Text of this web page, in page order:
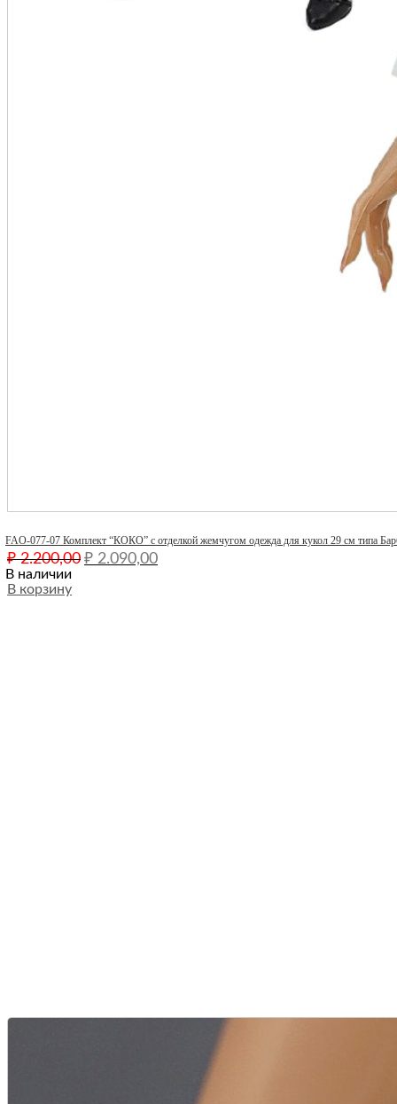
FAO-077-07 Комплект “КОКО” с отделкой жемчугом одежда для кукол 29 см типа
₽2.200,00 Первоначальная
₽ 2.090,00Текущая
В наличии
В корзину